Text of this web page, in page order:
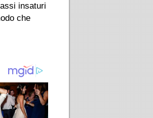
insaturi
che